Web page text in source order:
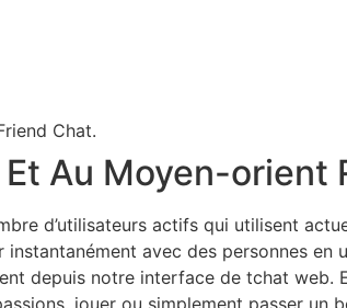
Chat.
Et Au Moyen-
d’utilisateurs actifs qui utilisent
avec des personnes en
depuis notre interface de tchat